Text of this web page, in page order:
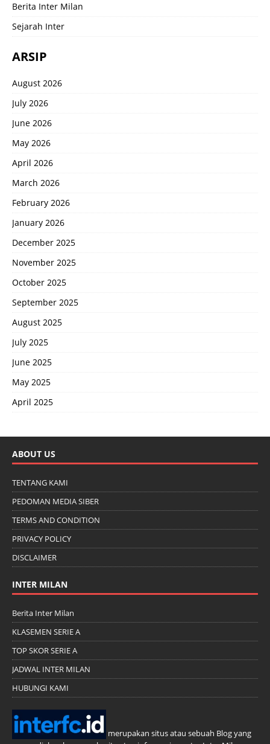
Berita Inter Milan
Sejarah Inter
ARSIP
August 2026
July 2026
June 2026
May 2026
April 2026
March 2026
February 2026
January 2026
December 2025
November 2025
October 2025
September 2025
August 2025
July 2025
June 2025
May 2025
April 2025
ABOUT US
TENTANG KAMI
PEDOMAN MEDIA SIBER
TERMS AND CONDITION
PRIVACY POLICY
DISCLAIMER
INTER MILAN
Berita Inter Milan
KLASEMEN SERIE A
TOP SKOR SERIE A
JADWAL INTER MILAN
HUBUNGI KAMI
merupakan situs atau sebuah Blog yang